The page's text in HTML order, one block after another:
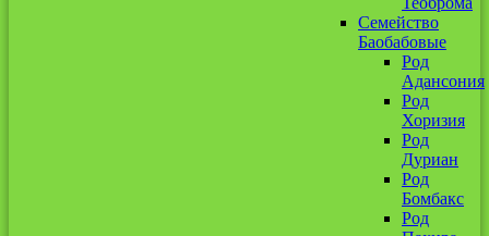
Семейство
Баобабовые
Род
Адансония
Род
Хоризия
Род
Дуриан
Род
Бомбакс
Род